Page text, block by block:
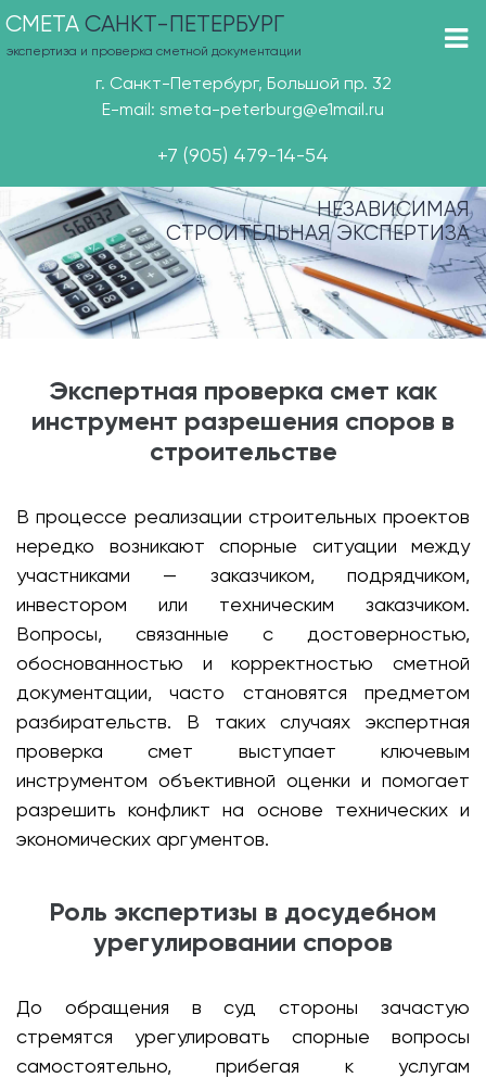
СМЕТА САНКТ-ПЕТЕРБУРГ
экспертиза и проверка сметной документации
г. Санкт-Петербург, Большой пр. 32
E-mail: smeta-peterburg@e1mail.ru
+7 (905) 479-14-54
НЕЗАВИСИМАЯ
СТРОИТЕЛЬНАЯ ЭКСПЕРТИЗА
Экспертная проверка смет как
инструмент разрешения споров в
строительстве
В процессе реализации строительных проектов
нередко возникают спорные ситуации между
участниками — заказчиком, подрядчиком,
инвестором или техническим заказчиком.
Вопросы, связанные с достоверностью,
обоснованностью и корректностью сметной
документации, часто становятся предметом
разбирательств. В таких случаях экспертная
проверка смет выступает ключевым
инструментом объективной оценки и помогает
разрешить конфликт на основе технических и
экономических аргументов.
Роль экспертизы в досудебном
урегулировании споров
До обращения в суд стороны зачастую
стремятся урегулировать спорные вопросы
самостоятельно, прибегая к услугам